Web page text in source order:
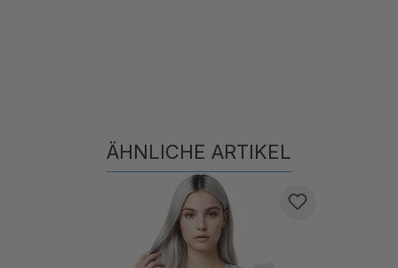
Produktgalerie überspringen